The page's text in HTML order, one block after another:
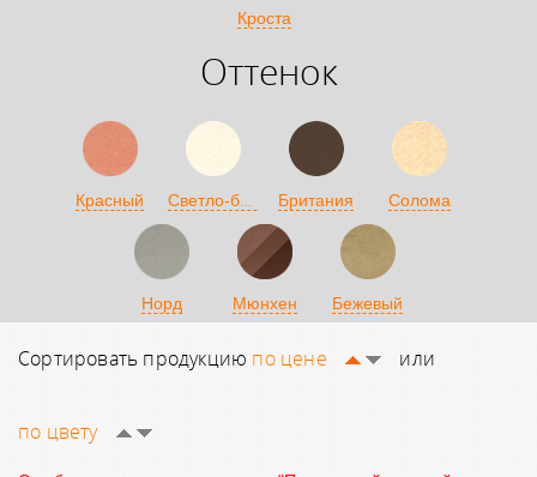
Кроста
Оттенок
Красный Светло-бежевый Британия Солома
Норд Мюнхен Бежевый
Сортировать продукцию по цене или
по цвету